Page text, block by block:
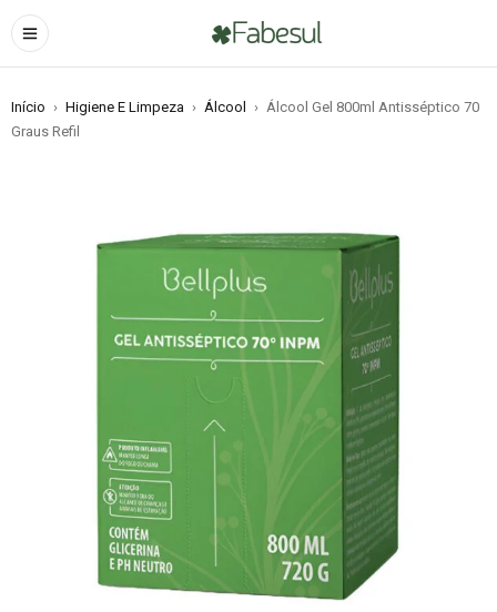
Início › Higiene E Limpeza › Álcool › Álcool Gel 800ml Antisséptico 70
Graus Refil